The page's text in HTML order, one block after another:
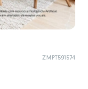
ZMPT591574